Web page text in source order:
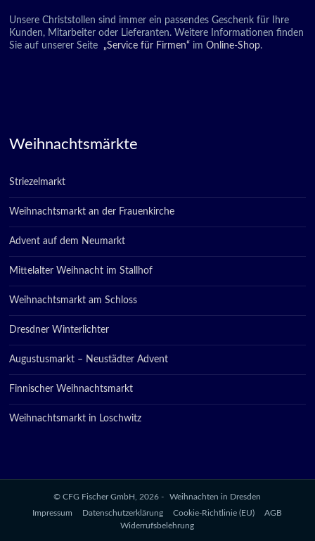
Unsere Christstollen sind immer ein passendes Geschenk für Ihre
Kunden, Mitarbeiter oder Lieferanten. Weitere Informationen finden
Sie auf unserer Seite
„Service für Firmen“ im Online-Shop.
Weihnachtsmärkte
Striezelmarkt
Weihnachtsmarkt an der Frauenkirche
Advent auf dem Neumarkt
Mittelalter Weihnacht im Stallhof
Weihnachtsmarkt am Schloss
Dresdner Winterlichter
Augustusmarkt – Neustädter Advent
Finnischer Weihnachtsmarkt
Weihnachtsmarkt in Loschwitz
© CFG Fischer GmbH, 2026 -
Weihnachten in Dresden
Impressum
Datenschutzerklärung Cookie-Richtlinie (EU)
AGB
Widerrufsbelehrung